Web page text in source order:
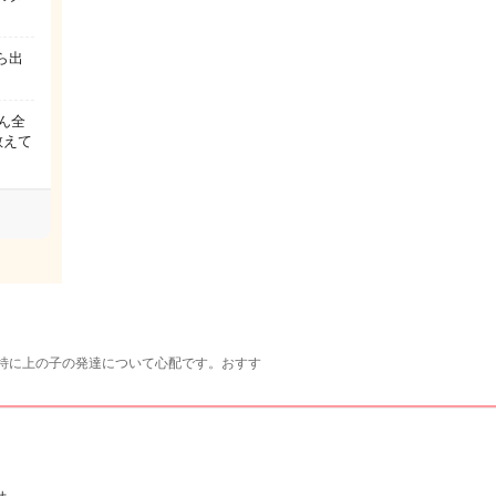
出
全
て
上の子の発達について心配です。おすす